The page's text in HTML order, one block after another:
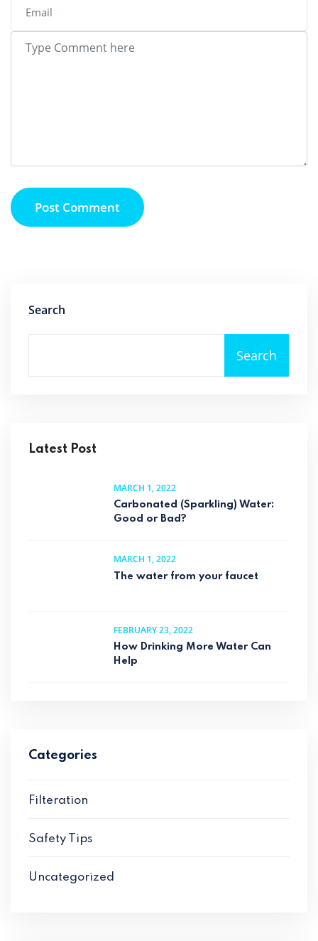
Post Comment
Search
Search
Latest Post
MARCH 1, 2022
Carbonated (Sparkling) Water:
Good or Bad?
MARCH 1, 2022
The water from your faucet
FEBRUARY 23, 2022
How Drinking More Water Can
Help
Categories
Filteration
Safety Tips
Uncategorized